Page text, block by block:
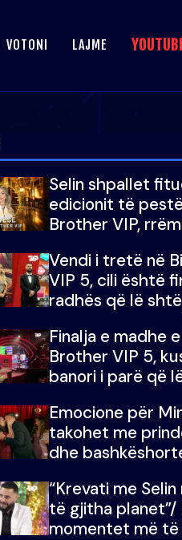
VOTONI LAJME
Selin shpallet
edicionit të
Brother VIP,
mijë eurosh
Vendi i tretë në
VIP 5, cili është
radhës që lë
Finalja e madhe
Brother VIP 5,
banori i parë që
fituar çmimin e
Emocione për
takohet me
dhe
“Krevati me
të gjitha planet”/
momentet më të